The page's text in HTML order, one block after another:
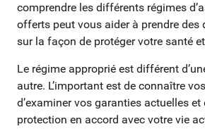
comprendre les différents régimes
offerts peut vous aider à prendre des
sur la façon de protéger votre santé
Le régime approprié est différent
autre. L’important est de connaître
d’examiner vos garanties actuelles
protection en accord avec votre vie